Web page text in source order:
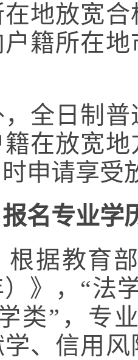
地放宽
籍所在
日制普
在放宽
申请享受
名专业学
根据教育
）》，“
类”，专
、信用